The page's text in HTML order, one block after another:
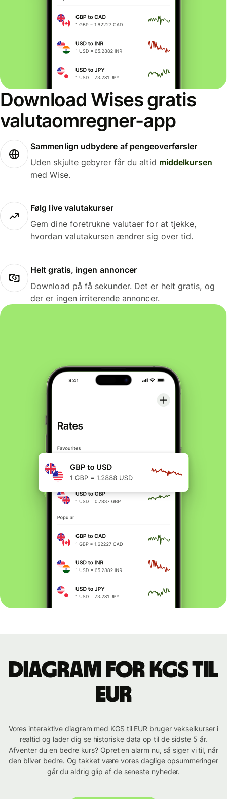
Download Wises gratis
valutaomregner-app
Sammenlign udbydere af pengeoverførsler
Uden skjulte gebyrer får du altid middelkursen
med Wise.
Følg live valutakurser
Gem dine foretrukne valutaer for at tjekke,
hvordan valutakursen ændrer sig over tid.
Helt gratis, ingen annoncer
Download på få sekunder. Det er helt gratis, og
der er ingen irriterende annoncer.
Diagram for KGS til
EUR
Vores interaktive diagram med KGS til EUR bruger vekselkurser i
realtid og lader dig se historiske data op til de sidste 5 år.
Afventer du en bedre kurs? Opret en alarm nu, så siger vi til, når
den bliver bedre. Og takket være vores daglige opsummeringer
går du aldrig glip af de seneste nyheder.